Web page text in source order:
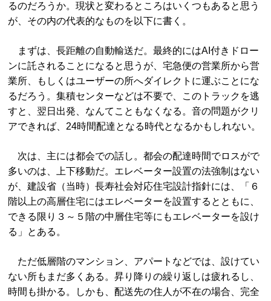
るのだろうか。現状と変わるところはいくつもあると思う
が、その内の代表的なものを以下に書く。
まずは、長距離の自動輸送だ。最終的にはAI付きドロー
ンに託されることになると思うが、宅急便の営業所から営
業所、もしくはユーザーの所へダイレクトに運ぶことにな
るだろう。集積センターなどは不要で、このトラックを逃
すと、翌日出発、なんてこともなくなる。音の問題がクリ
アできれば、24時間配達となる時代となるかもしれない。
次は、主には都会での話し。都会の配達時間でロスがで
多いのは、上下移動だ。エレベーター設置の法強制はない
が、建設省（当時）長寿社会対応住宅設計指針には、「６
階以上の高層住宅にはエレベーターを設置するとともに、
できる限り３～５階の中層住宅等にもエレベーターを設け
る」とある。
ただ低層階のマンション、アパートなどでは、設けてい
ない所もまだ多くある。昇り降りの繰り返しは疲れるし、
時間も掛かる。しかも、配送先の住人が不在の場合、完全